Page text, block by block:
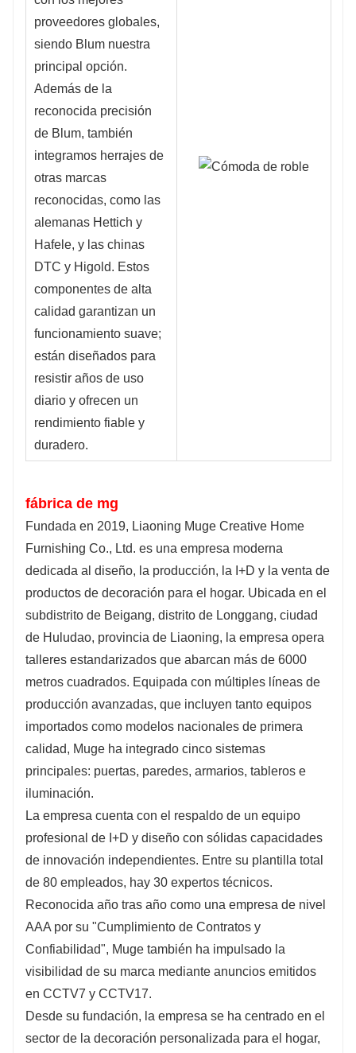
proveedores globales,
siendo Blum nuestra
principal opción.
Además de la
reconocida precisión
de Blum, también
integramos herrajes de
otras marcas
reconocidas, como las
alemanas Hettich y
Hafele, y las chinas
DTC y Higold. Estos
componentes de alta
calidad garantizan un
funcionamiento suave;
están diseñados para
resistir años de uso
diario y ofrecen un
rendimiento fiable y
duradero.
fábrica de mg
Fundada en 2019, Liaoning Muge Creative Home
Furnishing Co., Ltd. es una empresa moderna
dedicada al diseño, la producción, la I+D y la venta de
productos de decoración para el hogar. Ubicada en el
subdistrito de Beigang, distrito de Longgang, ciudad
de Huludao, provincia de Liaoning, la empresa opera
talleres estandarizados que abarcan más de 6000
metros cuadrados. Equipada con múltiples líneas de
producción avanzadas, que incluyen tanto equipos
importados como modelos nacionales de primera
calidad, Muge ha integrado cinco sistemas
principales: puertas, paredes, armarios, tableros e
iluminación.
La empresa cuenta con el respaldo de un equipo
profesional de I+D y diseño con sólidas capacidades
de innovación independientes. Entre su plantilla total
de 80 empleados, hay 30 expertos técnicos.
Reconocida año tras año como una empresa de nivel
AAA por su "Cumplimiento de Contratos y
Confiabilidad", Muge también ha impulsado la
visibilidad de su marca mediante anuncios emitidos
en CCTV7 y CCTV17.
Desde su fundación, la empresa se ha centrado en el
sector de la decoración personalizada para el hogar,